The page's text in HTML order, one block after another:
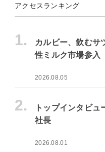
アクセスランキング
1.
カルビー、飲む
性ミルク市場参入
2026.08.05
2.
トップインタビ
社長
2026.08.01